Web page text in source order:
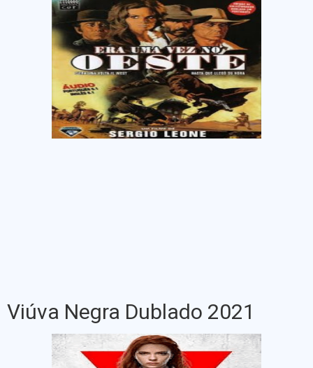
Viúva Negra Dublado 2021